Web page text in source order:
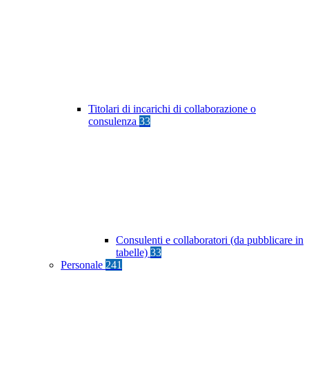
Titolari di incarichi di collaborazione o
consulenza 33
Consulenti e collaboratori (da pubblicare in
tabelle) 33
Personale 241